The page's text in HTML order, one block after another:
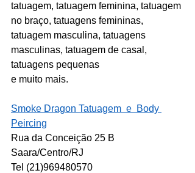
tatuagem, tatuagem feminina, tatuagem
no braço, tatuagens femininas,
tatuagem masculina, tatuagens
masculinas, tatuagem de casal,
tatuagens pequenas
e muito mais.
Smoke Dragon Tatuagem  e  Body
Peircing
Rua da Conceição 25 B
Saara/Centro/RJ
Tel (21)969480570